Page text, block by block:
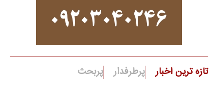
تازه ترین اخبار پرطرفدار پربحث